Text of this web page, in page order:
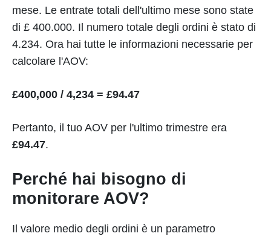
mese. Le entrate totali dell'ultimo mese sono state
di £ 400.000. Il numero totale degli ordini è stato di
4.234. Ora hai tutte le informazioni necessarie per
calcolare l'AOV:
£400,000 / 4,234 = £94.47
Pertanto, il tuo AOV per l'ultimo trimestre era
£94.47.
Perché hai bisogno di
monitorare AOV?
Il valore medio degli ordini è un parametro